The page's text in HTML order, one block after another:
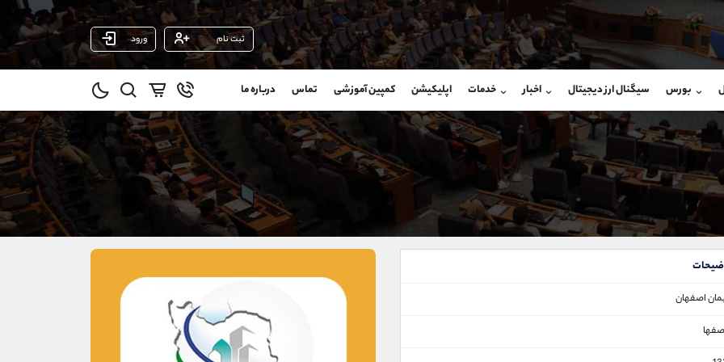
ثبت نام ورود
بورس سیگنال ارز دیجیتال اخبار خدمات اپلیکیشن کمپین آموزشی تماس درباره ما
اصفهان
شروع گفتگو
@Armteam_admin_104
104
شروع گفتگو
@Armteam_admin_103
داخلی 103
(یوسف فرخنده)
09194198792
واتساپ شروع گفتگو
تلگرام @Armteam_admin_33
021-22021030
90001030
@alirezamehrabi_com
@alirezamehrabi_official